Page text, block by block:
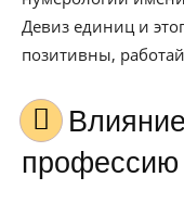
Девиз единиц и
позитивны,
Влияние имени Амура на
профессию